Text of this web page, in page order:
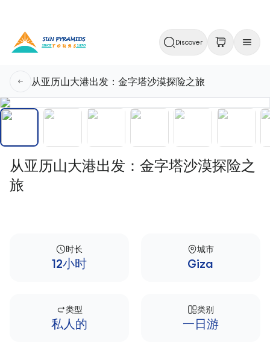
Discover
从亚历山大港出发：金字塔沙漠探险之旅
从亚历山大港出发：金字塔沙漠探险之
旅
时长
12小时
城市
Giza
类型
私人的
类别
一日游